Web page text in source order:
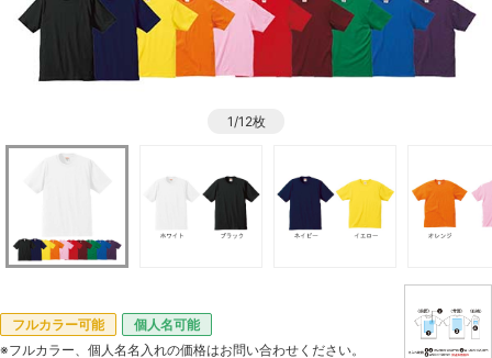
1/12枚
フルカラー可能
個人名可能
※フルカラー、個人名名入れの価格はお問い合わせください。